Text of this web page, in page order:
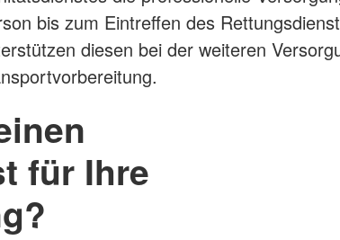
bis zum Eintreffen des
diesen bei der weiteren
für Ihre